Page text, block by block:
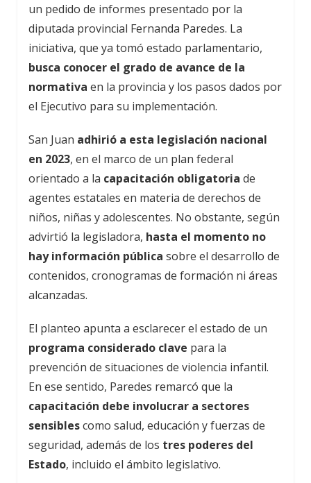
un pedido de informes presentado por la
diputada provincial Fernanda Paredes. La
iniciativa, que ya tomó estado parlamentario,
busca conocer el grado de avance de la
normativa en la provincia y los pasos dados por
el Ejecutivo para su implementación.
San Juan adhirió a esta legislación nacional
en 2023, en el marco de un plan federal
orientado a la capacitación obligatoria de
agentes estatales en materia de derechos de
niños, niñas y adolescentes. No obstante, según
advirtió la legisladora, hasta el momento no
hay información pública sobre el desarrollo de
contenidos, cronogramas de formación ni áreas
alcanzadas.
El planteo apunta a esclarecer el estado de un
programa considerado clave para la
prevención de situaciones de violencia infantil.
En ese sentido, Paredes remarcó que la
capacitación debe involucrar a sectores
sensiblescomo salud, educación y fuerzas de
seguridad, además de los tres poderes del
Estado, incluido el ámbito legislativo.